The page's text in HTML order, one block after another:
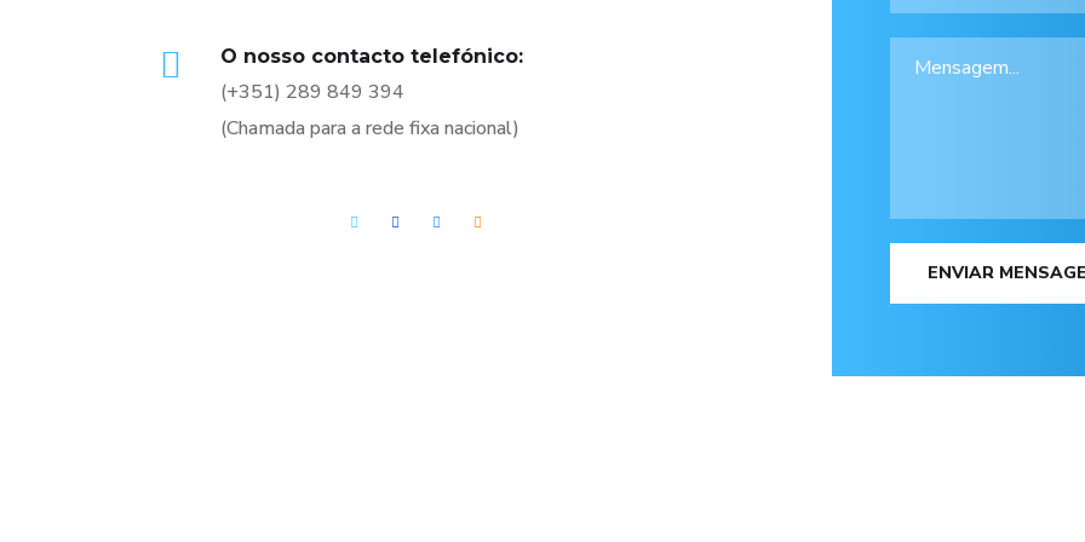
O nosso contacto telefónico:
(+351) 289 849 394
(Chamada para a rede fixa nacional)
ENVIAR